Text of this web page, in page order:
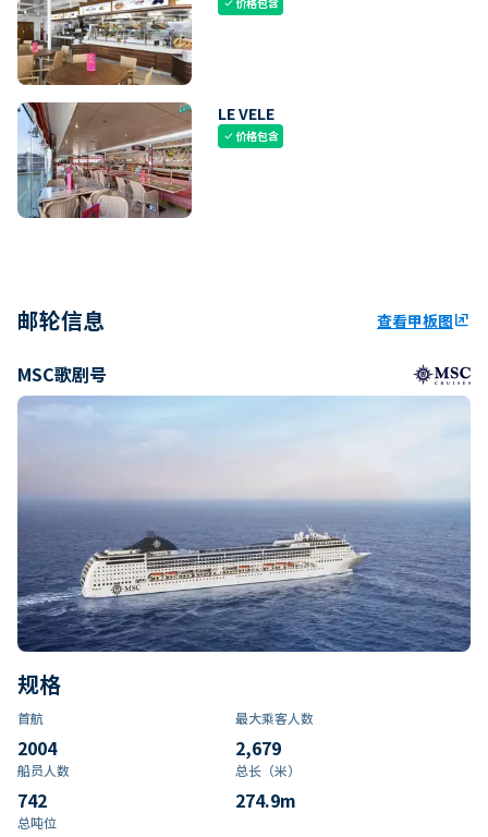
check
LE VELE
check价格包含
邮轮信息 查看甲板图ungroup
MSC歌剧号
规格
首航
2004
最大乘客人数
2,679
船员人数
742
总长（米）
274.9m
总吨位